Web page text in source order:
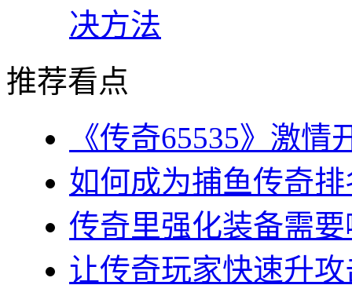
决方法
推荐看点
《传奇65535》激
如何成为捕鱼传奇
传奇里强化装备需
让传奇玩家快速升